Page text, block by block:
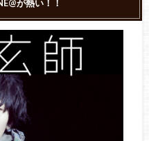
玄師の読み方は？【本名？】
歌詞やPVの意味は？「ウェッ」
は何？
た曲は米津玄師『Lemon』！本人
で反応！
が熱い！！